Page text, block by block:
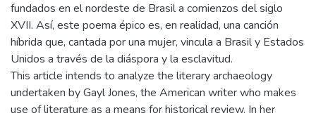
fundados en el nordeste de Brasil a comienzos del siglo
XVII. Así, este poema épico es, en realidad, una canción
híbrida que, cantada por una mujer, vincula a Brasil y Estados
Unidos a través de la diáspora y la esclavitud.
This article intends to analyze the literary archaeology
undertaken by Gayl Jones, the American writer who makes
use of literature as a means for historical review. In her